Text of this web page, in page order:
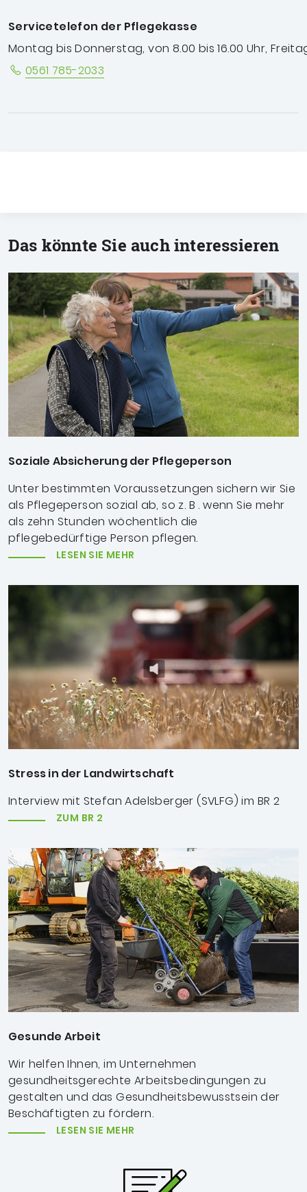
Servicetelefon der Pflegekasse
Montag bis Donnerstag, von 8.00 bis 16.00 Uhr,
0561 785-2033
Das könnte Sie auch interessieren
Soziale Absicherung der Pflegeperson
Unter bestimmten Voraussetzungen sichern wir Sie
als Pflegeperson sozial ab, so z. B . wenn Sie mehr
als zehn Stunden wöchentlich die
pflegebedürftige Person pflegen.
LESEN SIE MEHR
Stress in der Landwirtschaft
Interview mit Stefan Adelsberger (SVLFG) im BR 2
ZUM BR 2
Gesunde Arbeit
Wir helfen Ihnen, im Unternehmen
gesundheitsgerechte Arbeitsbedingungen zu
gestalten und das Gesundheitsbewusstsein der
Beschäftigten zu fördern.
LESEN SIE MEHR